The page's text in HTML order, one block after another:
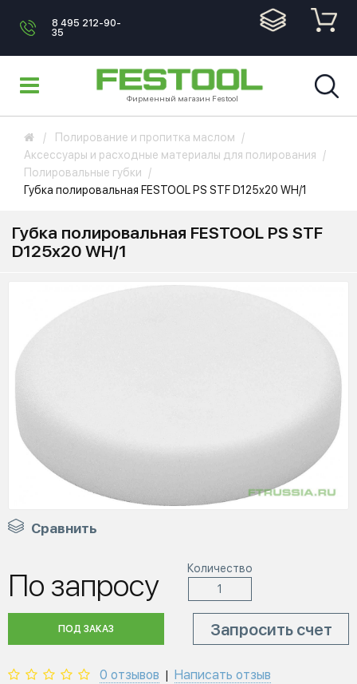
8 495 212-90-
35
Фирменный магазин Festool
Полирование и пропитка маслом
Аксессуары и расходные материалы для полирования
Полировальные губки
Губка полировальная FESTOOL PS STF D125x20 WH/1
Губка полировальная FESTOOL PS STF
D125x20 WH/1
Сравнить
По запросу Количество
ПОД ЗАКАЗ Запросить счет
0 отзывов Написать отзыв